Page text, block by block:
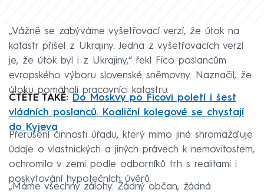
„Vážně se zabýváme vyšetřovací verzí, že útok na
katastr přišel z Ukrajiny. Jedna z vyšetřovacích verzí
je, že útok byl i z Ukrajiny,“ řekl Fico poslancům
evropského výboru slovenské sněmovny. Naznačil, že
útoku pomáhali pracovníci katastru.
ČTĚTE TAKÉ: Do Moskvy po Ficovi poletí i šest
vládních poslanců. Koaliční kolegové se chystají
do Kyjeva
Přerušení činnosti úřadu, který mimo jiné shromažďuje
údaje o vlastnických a jiných právech k nemovitostem,
ochromilo v zemi podle odborníků trh s realitami i
poskytování hypotečních úvěrů.
„Máme všechny zálohy. Žádný občan, žádná